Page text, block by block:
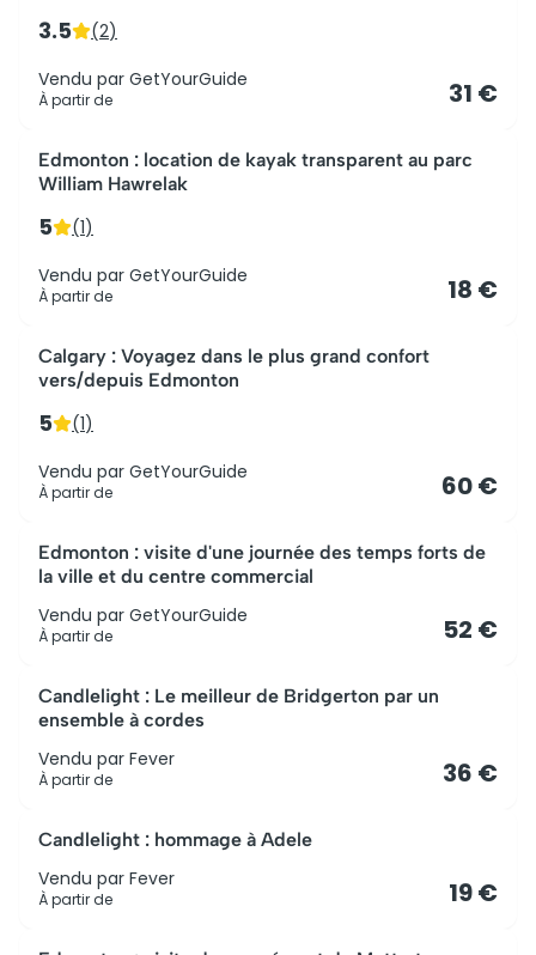
3.5 (2)
Vendu par GetYourGuide
À partir de 31 €
Edmonton : location de kayak transparent au parc
William Hawrelak
5 (1)
Vendu par GetYourGuide
À partir de 18 €
Calgary : Voyagez dans le plus grand confort
vers/depuis Edmonton
5 (1)
Vendu par GetYourGuide
À partir de 60 €
Edmonton : visite d'une journée des temps forts de
la ville et du centre commercial
Vendu par GetYourGuide
À partir de 52 €
Candlelight : Le meilleur de Bridgerton par un
ensemble à cordes
Vendu par Fever
À partir de 36 €
Candlelight : hommage à Adele
Vendu par Fever
À partir de 19 €